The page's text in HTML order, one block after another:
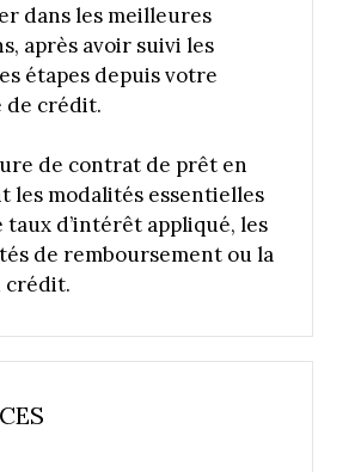
dans les meilleures
après avoir suivi les
étapes depuis votre
de crédit.
de contrat de prêt en
les modalités essentielles
taux d’intérêt appliqué, les
de remboursement ou la
crédit.